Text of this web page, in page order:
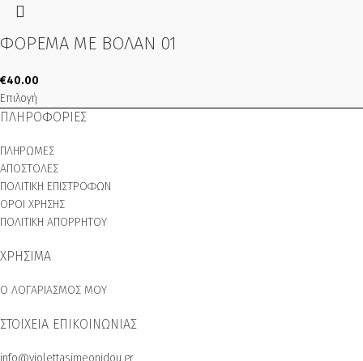
ΦΟΡΕΜΑ ΜΕ ΒΟΛΑΝ 01
€40.00
Επιλογή
ΠΛΗΡΟΦΟΡΙΕΣ
ΠΛΗΡΩΜΕΣ
ΑΠΟΣΤΟΛΕΣ
ΠΟΛΙΤΙΚΗ ΕΠΙΣΤΡΟΦΩΝ
ΟΡΟΙ ΧΡΗΣΗΣ
ΠΟΛΙΤΙΚΗ ΑΠΟΡΡΗΤΟΥ
ΧΡΗΣΙΜΑ
Ο ΛΟΓΑΡΙΑΣΜΟΣ ΜΟΥ
ΣΤΟΙΧΕΙΑ ΕΠΙΚΟΙΝΩΝΙΑΣ
info@violettasimeonidou.gr